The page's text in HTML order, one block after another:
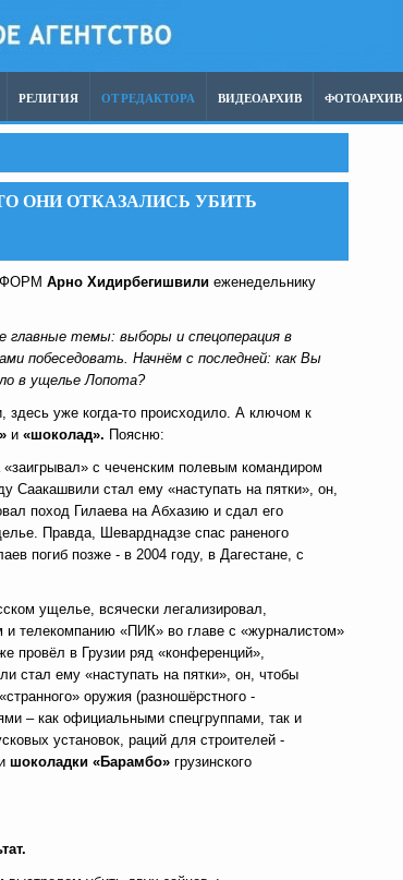
РЕЛИГИЯ ОТ РЕДАКТОРА ВИДЕОАРХИВ ФОТОАРХИВ
ОНИ ОТКАЗАЛИСЬ УБИТЬ
Арно Хидирбегишвили еженедельнику
главные темы: выборы и спецоперация в
побеседовать. Начнём с последней: как Вы
в ущелье Лопота?
здесь уже когда-то происходило. А ключом к
и «шоколад». Поясню:
с чеченским полевым командиром
Саакашвили стал ему «наступать на пятки», он,
поход Гилаева на Абхазию и сдал его
Правда, Шеварднадзе спас раненого
погиб позже - в 2004 году, в Дагестане, с
ущелье, всячески легализировал,
и телекомпанию «ПИК» во главе с «журналистом»
провёл в Грузии ряд «конференций»,
стал ему «наступать на пятки», он, чтобы
оружия (разношёрстного -
– как официальными спецгруппами, так и
установок, раций для строителей -
шоколадки «Барамбо» грузинского